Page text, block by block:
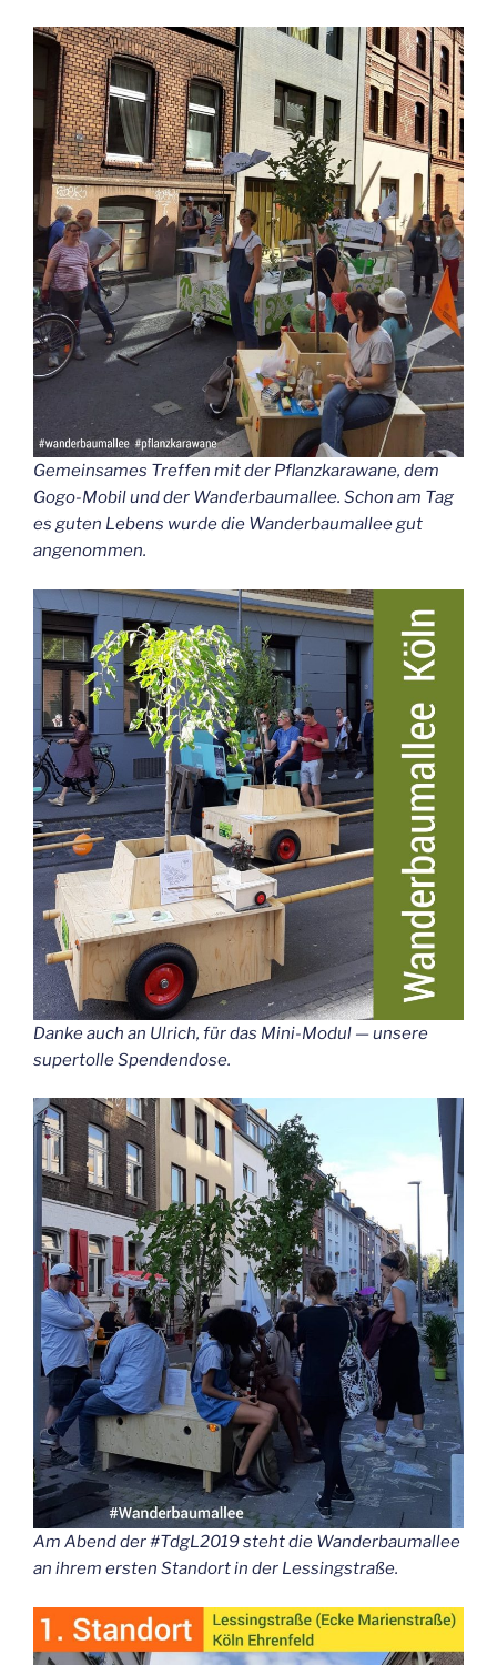
Gemein­sa­mes Tref­fen mit der Pflanz­ka­ra­wa­ne, dem
Gogo-Mobil und der Wan­der­baum­al­lee. Schon am Tag
es guten Lebens wur­de die Wan­der­baum­al­lee gut
angenommen.
Dan­ke auch an Ulrich, für das Mini-Modul — unse­re
super­tol­le Spendendose.
Am Abend der #TdgL2019 steht die Wan­der­baum­al­lee
an ihrem ers­ten Stand­ort in der Lessingstraße.